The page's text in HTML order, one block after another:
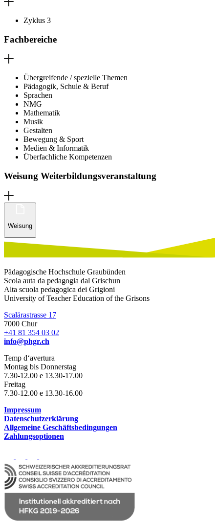
Zyklus 3
Fachbereiche
Übergreifende / spezielle Themen
Pädagogik, Schule & Beruf
Sprachen
NMG
Mathematik
Musik
Gestalten
Bewegung & Sport
Medien & Informatik
Überfachliche Kompetenzen
Weisung Weiterbildungsveranstaltung
Weisung
Pädagogische Hochschule Graubünden
Scola auta da pedagogia dal Grischun
Alta scuola pedagogica dei Grigioni
University of Teacher Education of the Grisons
Scalärastrasse 17
7000 Chur
+41 81 354 03 02
info@phgr.ch
Temp d‘avertura
Montag bis Donnerstag
7.30-12.00 e 13.30-17.00
Freitag
7.30-12.00 e 13.30-16.00
Impressum
Datenschutzerklärung
Allgemeine Geschäftsbedingungen
Zahlungsoptionen